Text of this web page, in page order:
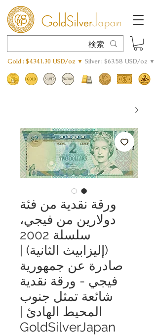
Gold : $4341.30 USD/oz ▼ Silver : $63.58 USD/oz ▼
ورقة نقدية من فئة
دولارين من فيجي،
سلسلة 2002
(إليزابيث الثانية) |
صادرة عن جمهورية
فيجي - ورقة نقدية
شائعة تمثل جنوب
المحيط الهادئ |
GoldSilverJapan